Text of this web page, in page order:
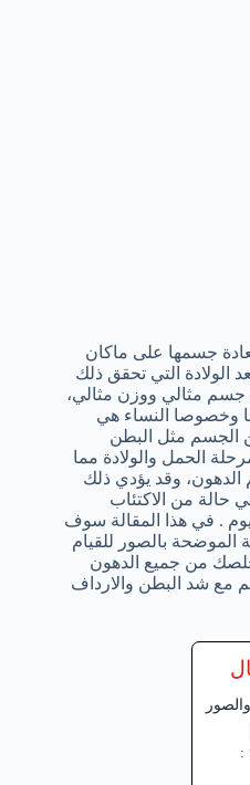
جسمها على ماكان
الولادة التي تحقق ذلك
جسم مثالي ووزن مثالي،
وخصوصا النساء هي
الجسم مثل البطن
الحمل والولادة مما
الدهون، وقد يؤدي ذلك
حالة من الاكتئاب
. في هذا المقالة سوف
الموضحة بالصور للقيام
من جميع الدهون
مع شد البطن والارداف
: